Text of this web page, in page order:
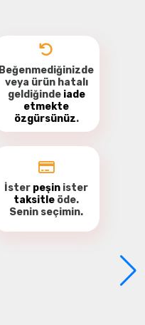
Beğenmediğinizde
veya ürün hatalı
geldiğinde iade
etmekte
özgürsünüz.
İster peşin ister
taksitle öde.
Senin seçimin.